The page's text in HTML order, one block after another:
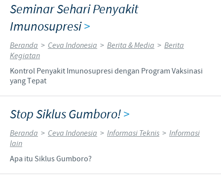
Seminar Sehari Penyakit
Imunosupresi>
Beranda > Ceva Indonesia > Berita & Media > Berita
Kegiatan
Kontrol Penyakit Imunosupresi dengan Program Vaksinasi
yang Tepat
Stop Siklus Gumboro!>
Beranda > Ceva Indonesia > Informasi Teknis > Informasi
lain
Apa itu Siklus Gumboro?